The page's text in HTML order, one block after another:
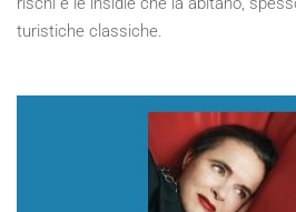
turistiche classiche.